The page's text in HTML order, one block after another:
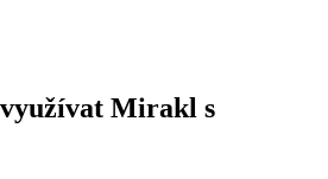
Mirakl s